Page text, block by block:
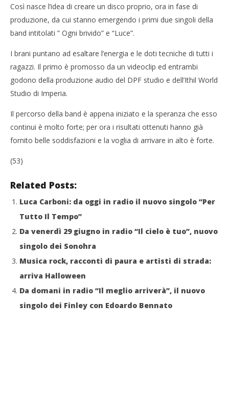
Così nasce l’idea di creare un disco proprio, ora in fase di
produzione, da cui stanno emergendo i primi due singoli della
band intitolati ” Ogni brivido” e “Luce”.
I brani puntano ad esaltare l’energia e le doti tecniche di tutti i
ragazzi. Il primo è promosso da un videoclip ed entrambi
godono della produzione audio del DPF studio e dell’Ithil World
Studio di Imperia.
Il percorso della band è appena iniziato e la speranza che esso
continui è molto forte; per ora i risultati ottenuti hanno già
fornito belle soddisfazioni e la voglia di arrivare in alto è forte.
(53)
Related Posts:
Luca Carboni: da oggi in radio il nuovo singolo “Per
Tutto Il Tempo”
Da venerdì 29 giugno in radio “Il cielo è tuo”, nuovo
singolo dei Sonohra
Musica rock, racconti di paura e artisti di strada:
arriva Halloween
Da domani in radio “Il meglio arriverà”, il nuovo
singolo dei Finley con Edoardo Bennato